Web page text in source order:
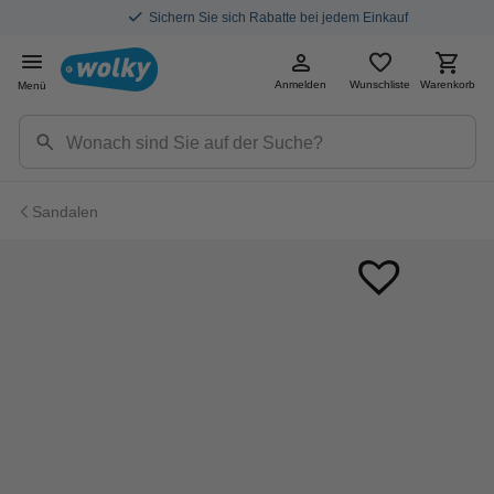
Sichern Sie sich Rabatte bei jedem Einkauf
Menü Anmelden Wunschliste Warenkorb
Sandalen